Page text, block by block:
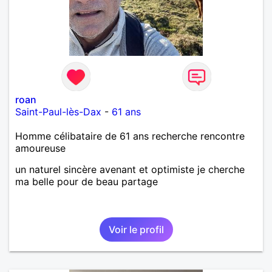
roan
Saint-Paul-lès-Dax - 61 ans
Homme célibataire de 61 ans recherche rencontre
amoureuse
un naturel sincère avenant et optimiste je cherche
ma belle pour de beau partage
Voir le profil